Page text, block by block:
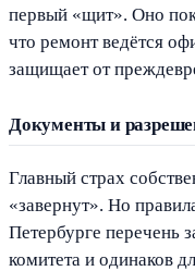
первый «щит». Оно
что ремонт ведётся
защищает от
Документы и
Главный страх
«завернут». Но
Петербурге перечень
комитета и одинаков